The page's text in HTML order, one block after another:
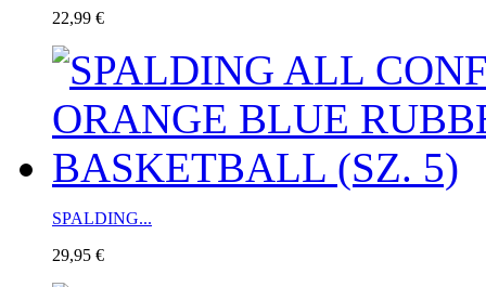
22,99 €
SPALDING...
29,95 €